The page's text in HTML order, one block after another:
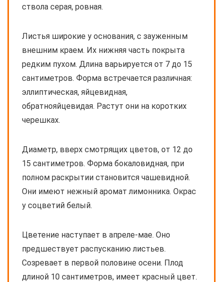
ствола серая, ровная.
Листья широкие у основания, с зауженным
внешним краем. Их нижняя часть покрыта
редким пухом. Длина варьируется от 7 до 15
сантиметров. Форма встречается различная:
эллиптическая, яйцевидная,
обратнояйцевидая. Растут они на коротких
черешках.
Диаметр, вверх смотрящих цветов, от 12 до
15 сантиметров. Форма бокаловидная, при
полном раскрытии становится чашевидной.
Они имеют нежный аромат лимонника. Окрас
у соцветий белый.
Цветение наступает в апреле-мае. Оно
предшествует распусканию листьев.
Созревает в первой половине осени. Плод
длиной 10 сантиметров, имеет красный цвет.